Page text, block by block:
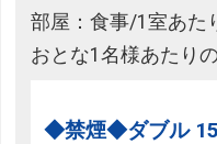
部屋：食事/1室あた
おとな1名様あたり
◆禁煙◆ダブル 15